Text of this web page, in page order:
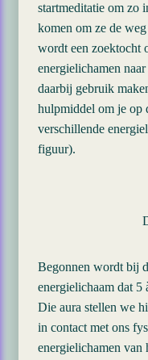
startmeditatie om zo
komen om ze de
wordt een zoektocht
energielichamen
daarbij gebruik
hulpmiddel om je op
verschillende
figuur).
Begonnen wordt bij
energielichaam dat 5
Die aura stellen we
in contact met ons
energielichamen van